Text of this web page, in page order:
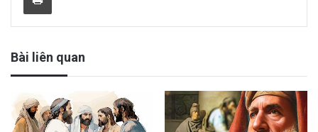
Bài liên quan